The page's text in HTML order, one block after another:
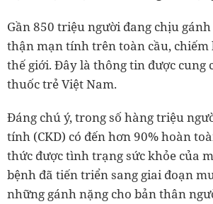
Gần 850 triệu người đang chịu
thận mạn tính trên toàn cầu, chiếm
thế giới. Đây là thông tin được cung
thuốc trẻ Việt Nam.
Đáng chú ý, trong số hàng triệu
tính (CKD) có đến hơn 90% hoàn
thức được tình trạng sức khỏe của
bệnh đã tiến triển sang giai đoạn
những gánh nặng cho bản thân